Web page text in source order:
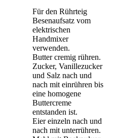
Für den Rührteig
Besenaufsatz vom
elektrischen
Handmixer
verwenden.
Butter cremig rühren.
Zucker, Vanillezucker
und Salz nach und
nach mit einrühren bis
eine homogene
Buttercreme
entstanden ist.
Eier einzeln nach und
nach mit unterrühren.